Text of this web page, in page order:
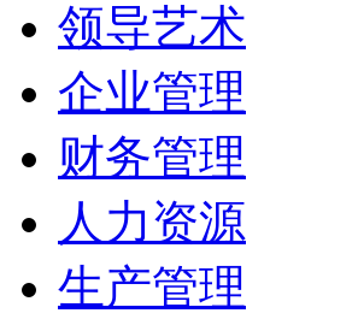
领导艺术
企业管理
财务管理
人力资源
生产管理